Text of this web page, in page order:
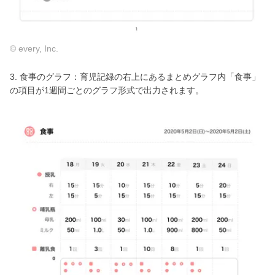
© every, Inc.
3. 食事のグラフ：育児記録の右上にあるまとめグラフ内「食事」
の項目が1週間ごとのグラフ形式で出力されます。